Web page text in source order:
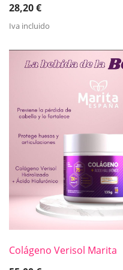
28,20€
Iva incluido
Colágeno Verisol Marita